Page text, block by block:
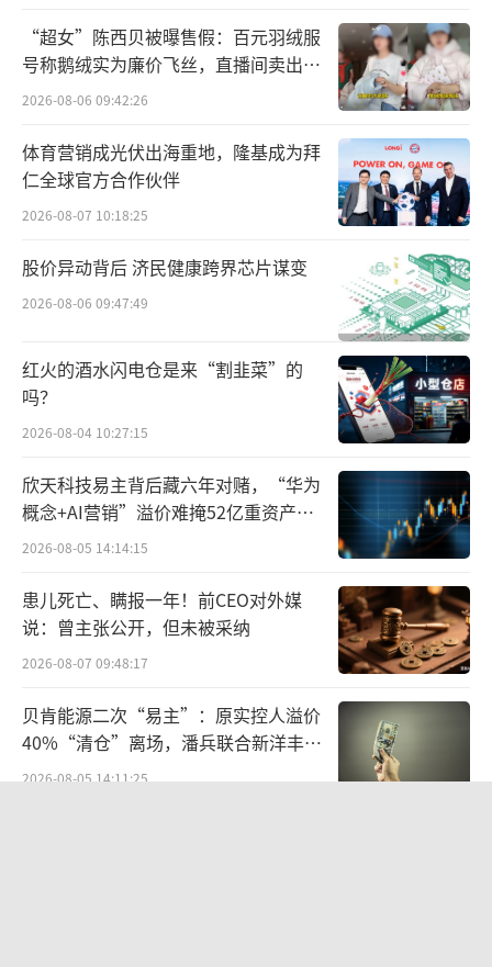
广告顶多要十多万拍摄费，但成功了就能
让公司活下来。这种用“小成本搏大机会”的
逻辑，让陈欧无法拒绝。
夏季来临，第一支广告被投放市场，立刻
打消了陈欧的担忧。微博话题阅读量超过20亿
次。
“年轻人的奋斗与坚持。”
“你可以轻视
我们的年轻，我们会证明这是谁的时代。”
“我是陈欧，我为自己代言。”
这些如今看来鸡汤味很浓的台词，却是当
时最被追捧的“陈欧体”。陈欧的“奋斗
者”形象让聚美优品的“正品保障”品牌特性
之后陈欧频繁参加各种综艺节目，湖南卫
视的“快乐女生”“天天向上”、天津卫视
的“非你莫属”等等，进一步确立了自己“80
后创业新贵”的人设，并拉高聚美的知名度。
相较于2010年，2012年聚美的营业额升高
“超女”陈西贝被曝售假：百元羽绒服
号称鹅绒实为廉价飞丝，直播间卖出超
百万元
2026-08-06 09:42:26
体育营销成光伏出海重地，隆基成为拜
仁全球官方合作伙伴
2026-08-07 10:18:25
股价异动背后 济民健康跨界芯片谋变
2026-08-06 09:47:49
红火的酒水闪电仓是来“割韭菜”的
吗？
2026-08-04 10:27:15
欣天科技易主背后藏六年对赌，“华为
概念+AI营销”溢价难掩52亿重资产考
验
2026-08-05 14:14:15
患儿死亡、瞒报一年！前CEO对外媒
说：曾主张公开，但未被采纳
2026-08-07 09:48:17
贝肯能源二次“易主”：原实控人溢价
40%“清仓”离场，潘兵联合新洋丰、
宏科百世拟入主
2026-08-05 14:11:25